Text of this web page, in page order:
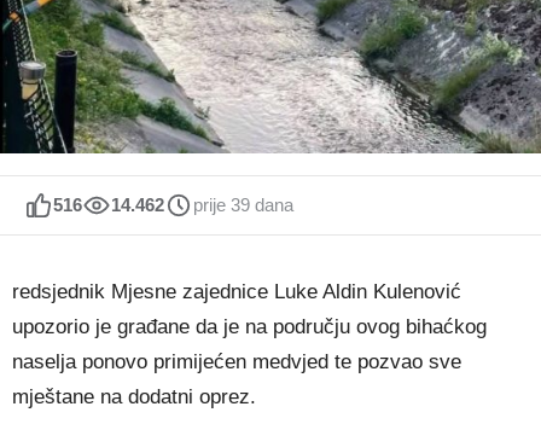
516 14.462 prije 39 dana
redsjednik Mjesne zajednice Luke Aldin Kulenović
upozorio je građane da je na području ovog bihaćkog
naselja ponovo primijećen medvjed te pozvao sve
mještane na dodatni oprez.